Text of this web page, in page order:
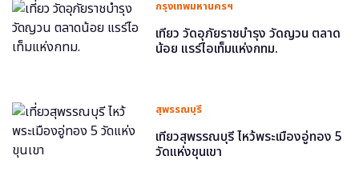
กรุงเทพมหานครฯ
เที่ยว วัดอุภัยราชบำรุง วัดญวน ตลาด
น้อย แรร์ไอเท็มแห่งกทม.
สุพรรณบุรี
เที่ยวสุพรรณบุรี ไหว้พระเมืองอู่ทอง 5
วัดแห่งขุนเขา